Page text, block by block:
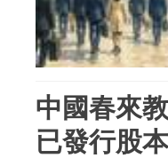
中國春來
已發行股本